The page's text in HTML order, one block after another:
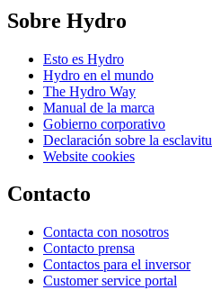
Sobre Hydro
Esto es Hydro
Hydro en el mundo
The Hydro Way
Manual de la marca
Gobierno corporativo
Declaración sobre la
Website cookies
Contacto
Contacta con nosotros
Contacto prensa
Contactos para el inversor
Customer service portal